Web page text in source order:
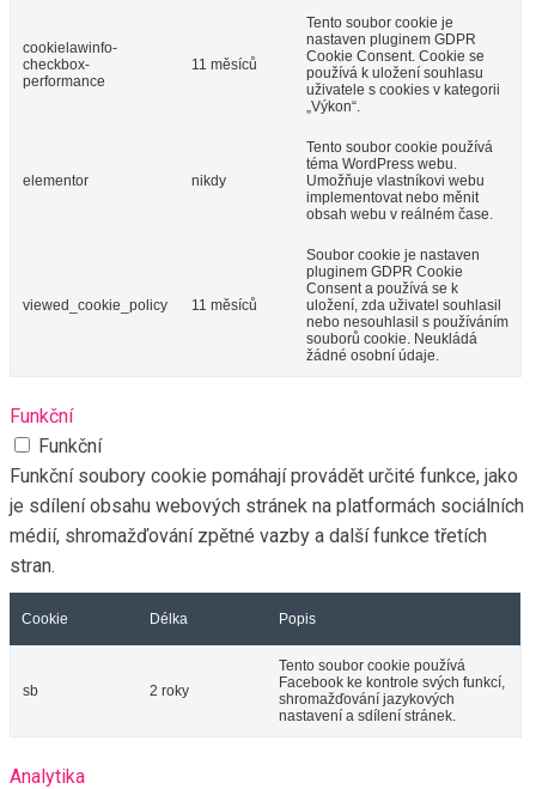
cookielawinfo-
checkbox-
performance
11 měsíců
Tento soubor cookie je
nastaven pluginem GDPR
Cookie Consent. Cookie se
používá k uložení souhlasu
uživatele s cookies v kategorii
„Výkon“.
elementor nikdy
Tento soubor cookie používá
téma WordPress webu.
Umožňuje vlastníkovi webu
implementovat nebo měnit
obsah webu v reálném čase.
viewed_cookie_policy 11 měsíců
Soubor cookie je nastaven
pluginem GDPR Cookie
Consent a používá se k
uložení, zda uživatel souhlasil
nebo nesouhlasil s používáním
souborů cookie. Neukládá
žádné osobní údaje.
Funkční
Funkční
Funkční soubory cookie pomáhají provádět určité funkce, jako
je sdílení obsahu webových stránek na platformách sociálních
médií, shromažďování zpětné vazby a další funkce třetích
stran.
Cookie Délka Popis
sb 2 roky
Tento soubor cookie používá
Facebook ke kontrole svých funkcí,
shromažďování jazykových
nastavení a sdílení stránek.
Analytika